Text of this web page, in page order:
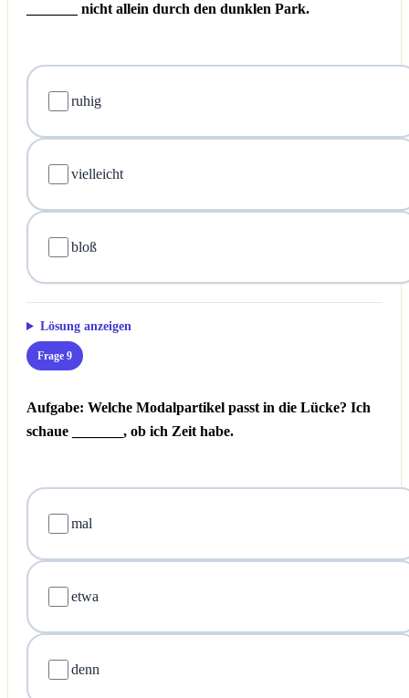
_______ nicht allein durch den dunklen Park.
ruhig
vielleicht
bloß
Lösung anzeigen
Frage 9
Aufgabe: Welche Modalpartikel passt in die Lücke? Ich
schaue _______, ob ich Zeit habe.
mal
etwa
denn